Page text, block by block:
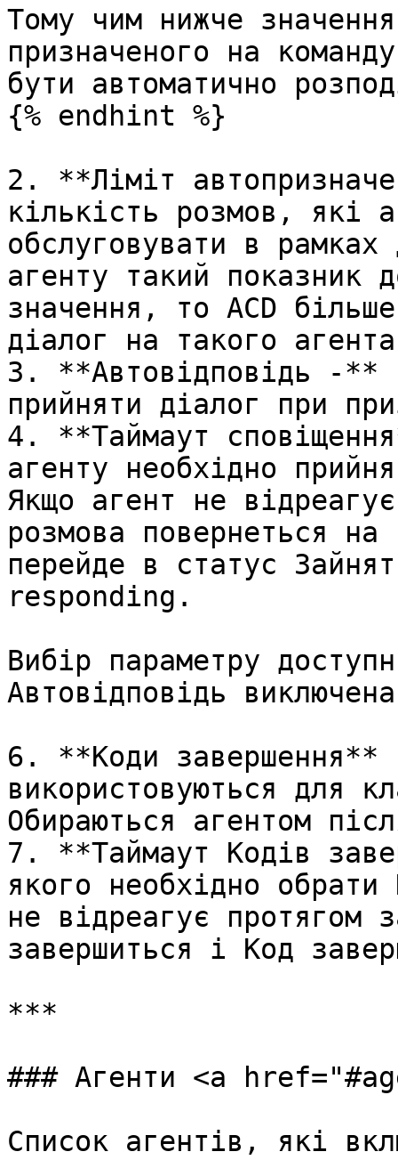
Тому чим нижче
призначеного на
бути автоматично
{% endhint %}
2. **Ліміт
кількість розмов, які
обслуговувати в
агенту такий показник
значення, то ACD
діалог на такого
3. **Автовідповідь -**
прийняти діалог при
4. **Таймаут
агенту необхідно
Якщо агент не
розмова повернеться
перейде в статус
responding.
Вибір параметру
Автовідповідь
6. **Коди
використовуються для
Обираються агентом
7. **Таймаут Кодів
якого необхідно
не відреагує протягом
завершиться і Код
***
### Агенти <a
Список агентів, які